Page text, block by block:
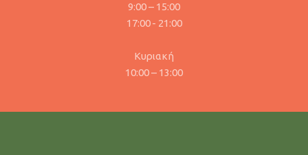
9:00 – 15:00
17:00 - 21:00
Κυριακή
10:00 – 13:00